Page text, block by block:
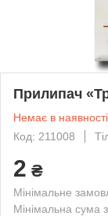
Прилипач
Немає в наявності
Код: 211008
2 ₴
Мінімальне
Мінімальна сума